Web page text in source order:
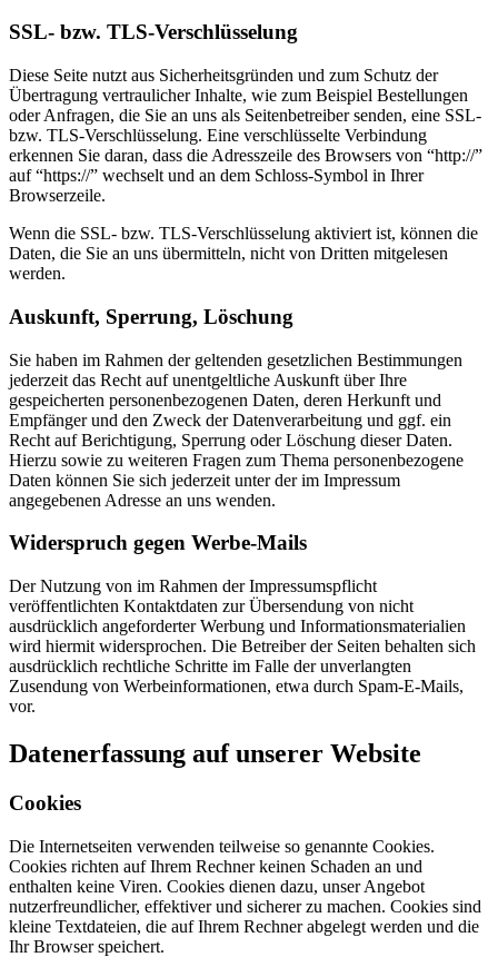
SSL- bzw. TLS-Verschlüsselung
Diese Seite nutzt aus Sicherheitsgründen und zum Schutz der
Übertragung vertraulicher Inhalte, wie zum Beispiel Bestellungen
oder Anfragen, die Sie an uns als Seitenbetreiber senden, eine SSL-
bzw. TLS-Verschlüsselung. Eine verschlüsselte Verbindung
erkennen Sie daran, dass die Adresszeile des Browsers von “http://”
auf “https://” wechselt und an dem Schloss-Symbol in Ihrer
Browserzeile.
Wenn die SSL- bzw. TLS-Verschlüsselung aktiviert ist, können die
Daten, die Sie an uns übermitteln, nicht von Dritten mitgelesen
werden.
Auskunft, Sperrung, Löschung
Sie haben im Rahmen der geltenden gesetzlichen Bestimmungen
jederzeit das Recht auf unentgeltliche Auskunft über Ihre
gespeicherten personenbezogenen Daten, deren Herkunft und
Empfänger und den Zweck der Datenverarbeitung und ggf. ein
Recht auf Berichtigung, Sperrung oder Löschung dieser Daten.
Hierzu sowie zu weiteren Fragen zum Thema personenbezogene
Daten können Sie sich jederzeit unter der im Impressum
angegebenen Adresse an uns wenden.
Widerspruch gegen Werbe-Mails
Der Nutzung von im Rahmen der Impressumspflicht
veröffentlichten Kontaktdaten zur Übersendung von nicht
ausdrücklich angeforderter Werbung und Informationsmaterialien
wird hiermit widersprochen. Die Betreiber der Seiten behalten sich
ausdrücklich rechtliche Schritte im Falle der unverlangten
Zusendung von Werbeinformationen, etwa durch Spam-E-Mails,
vor.
Datenerfassung auf unserer Website
Cookies
Die Internetseiten verwenden teilweise so genannte Cookies.
Cookies richten auf Ihrem Rechner keinen Schaden an und
enthalten keine Viren. Cookies dienen dazu, unser Angebot
nutzerfreundlicher, effektiver und sicherer zu machen. Cookies sind
kleine Textdateien, die auf Ihrem Rechner abgelegt werden und die
Ihr Browser speichert.